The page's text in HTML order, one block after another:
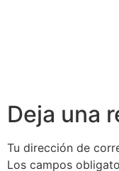
Deja una
Tu dirección de
Los campos